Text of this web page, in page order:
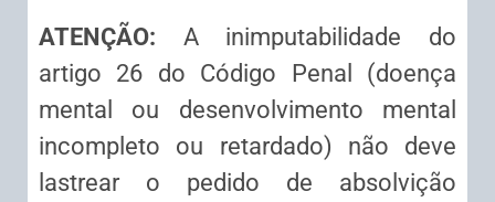
ATENÇÃO: A inimputabilidade do
artigo 26 do Código Penal (doença
mental ou desenvolvimento mental
incompleto ou retardado) não deve
lastrear o pedido de absolvição